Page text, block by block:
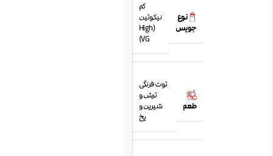
نوع
جویس
کم
نیکوتین
(High
VG)
طعم
توت فرنگی
ترش و
شیرین و
یخ